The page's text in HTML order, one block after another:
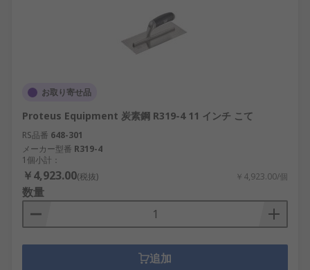
お取り寄せ品
Proteus Equipment 炭素鋼 R319-4 11 インチ こて
RS品番 648-301
メーカー型番 R319-4
1個小計：
￥4,923.00(税抜) ￥4,923.00/個
数量
追加